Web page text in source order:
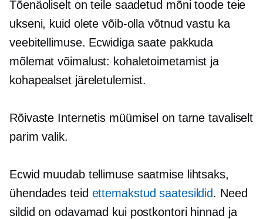
Tõenäoliselt on teile saadetud mõni toode teie
ukseni, kuid olete võib-olla võtnud vastu ka
veebitellimuse. Ecwidiga saate pakkuda
mõlemat võimalust: kohaletoimetamist ja
kohapealset järeletulemist.
Rõivaste Internetis müümisel on tarne tavaliselt
parim valik.
Ecwid muudab tellimuse saatmise lihtsaks,
ühendades teid ettemakstud saatesildid. Need
sildid on odavamad kui postkontori hinnad ja